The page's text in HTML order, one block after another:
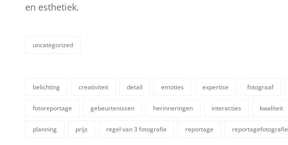
en esthetiek.
categorieën
uncategorized
belichting creativiteit detail emoties expertise fotograaf
fotoreportage gebeurtenissen herinneringen interacties kwaliteit
planning prijs regel van 3 fotografie reportage reportagefotografie